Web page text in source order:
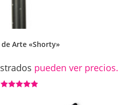
de Arte «Shorty»
pueden ver precios.